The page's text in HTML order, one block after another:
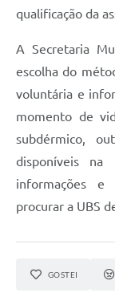
qualificação da
A Secretaria
escolha do
voluntária e
momento de
subdérmico,
disponíveis na
informações e
procurar a UBS
GOSTEI